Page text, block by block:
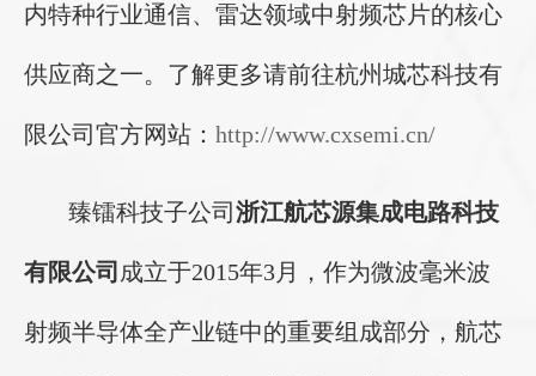
内特种行业通信、雷达领域中射频芯片的核心
供应商之一。了解更多请前往杭州城芯科技有
限公司官方网站： http://www.cxsemi.cn/
臻镭科技子公司 浙江航芯源集成电路科技
有限公司 成立于2015年3月，作为微波毫米波
射频半导体全产业链中的重要组成部分，航芯